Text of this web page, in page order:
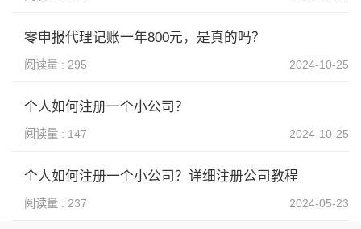
零申报代理记账一年800元，是真的吗？
阅读量 : 295 2024-10-25
个人如何注册一个小公司？
阅读量 : 147 2024-10-25
个人如何注册一个小公司？详细注册公司教程
阅读量 : 237 2024-05-23